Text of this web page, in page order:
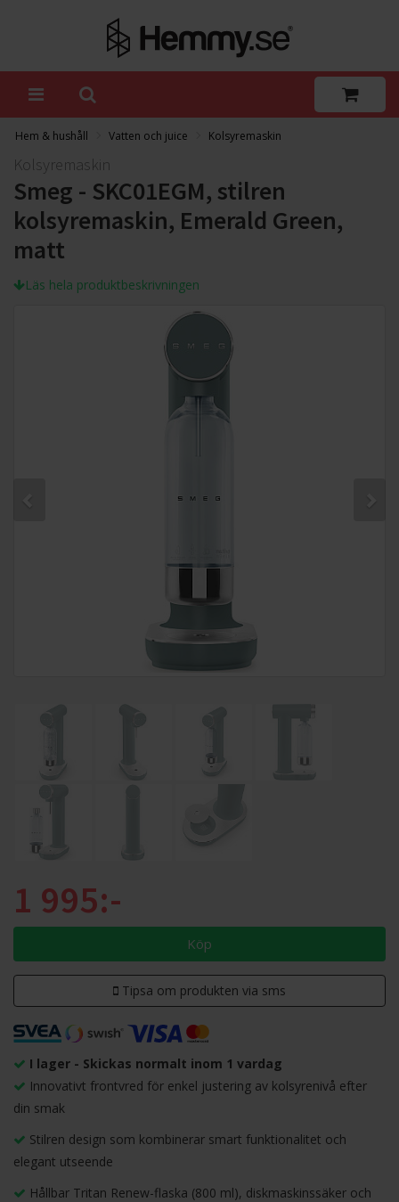
Hem & hushåll Vatten och juice Kolsyremaskin
Kolsyremaskin
Smeg - SKC01EGM, stilren
kolsyremaskin, Emerald Green,
matt
Läs hela produktbeskrivningen
1 995:-
Köp
Tipsa om produkten via sms
I lager - Skickas normalt inom 1 vardag
Innovativt frontvred för enkel justering av kolsyrenivå efter
din smak
Stilren design som kombinerar smart funktionalitet och
elegant utseende
Hållbar Tritan Renew-flaska (800 ml), diskmaskinssäker och